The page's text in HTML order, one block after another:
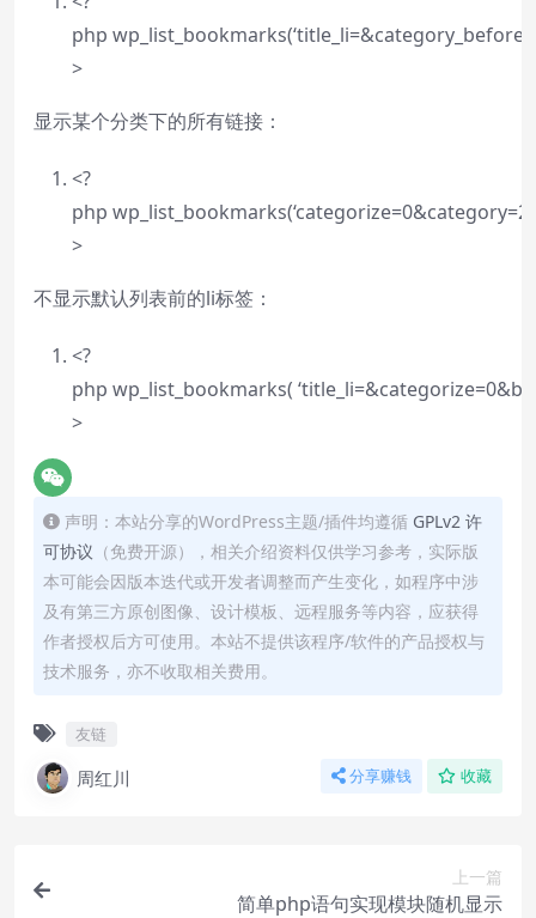
php
>
显示某个分类下的所有链接：
<?
php
>
不显示默认列表前的li标签：
<?
php wp_list_bookmarks(
>
声明：本站分享的WordPress主题/插件均遵循 GPLv2 许
可协议 （免费开源），相关介绍资料仅供学习参考，实际版
本可能会因版本迭代或开发者调整而产生变化，如程序中涉
及有第三方原创图像、设计模板、远程服务等内容，应获得
作者授权后方可使用。本站不提供该程序/软件的产品授权与
技术服务，亦不收取相关费用。
友链
周红川 分享赚钱 收藏
上一篇
简单php语句实现模块随机显示